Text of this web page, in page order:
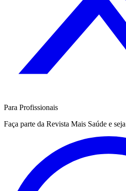
Para Profissionais
Faça parte da Revista Mais Saúde e